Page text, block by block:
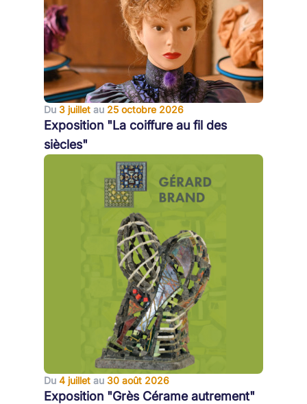
Du 3 juillet au 25 octobre 2026
Exposition "La coiffure au fil des
siècles"
Du 4 juillet au 30 août 2026
Exposition "Grès Cérame autrement"